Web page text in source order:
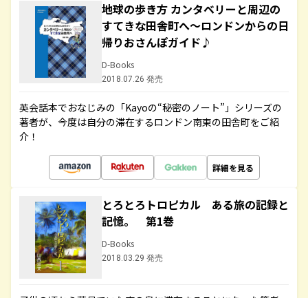
地球の歩き方 カンタベリーと周辺の
すてきな田舎町へ～ロンドンからの日
帰りおさんぽガイド♪
D-Books
2018.07.26 発売
英会話本でおなじみの「Kayoの“秘密のノート”」シリーズの
著者が、今度は自分の滞在するロンドン南東の田舎町をご紹
介！
詳細を見る
とろとろトロピカル ある旅の記録と
記憶。 第1巻
D-Books
2018.03.29 発売